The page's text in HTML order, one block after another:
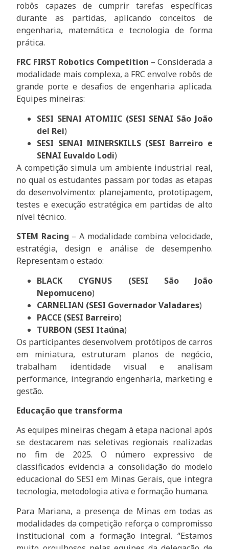
robôs capazes de cumprir tarefas específicas
durante as partidas, aplicando conceitos de
engenharia, matemática e tecnologia de forma
prática.
FRC FIRST Robotics Competition – Considerada a
modalidade mais complexa, a FRC envolve robôs de
grande porte e desafios de engenharia aplicada.
Equipes mineiras:
SESI SENAI ATOMIIC (SESI SENAI São João
del Rei)
SESI SENAI MINERSKILLS (SESI Barreiro e
SENAI Euvaldo Lodi)
A competição simula um ambiente industrial real,
no qual os estudantes passam por todas as etapas
do desenvolvimento: planejamento, prototipagem,
testes e execução estratégica em partidas de alto
nível técnico.
STEM Racing – A modalidade combina velocidade,
estratégia, design e análise de desempenho.
Representam o estado:
BLACK CYGNUS (SESI São João
Nepomuceno)
CARNELIAN (SESI Governador Valadares)
PACCE (SESI Barreiro)
TURBON (SESI Itaúna)
Os participantes desenvolvem protótipos de carros
em miniatura, estruturam planos de negócio,
trabalham identidade visual e analisam
performance, integrando engenharia, marketing e
gestão.
Educação que transforma
As equipes mineiras chegam à etapa nacional após
se destacarem nas seletivas regionais realizadas
no fim de 2025. O número expressivo de
classificados evidencia a consolidação do modelo
educacional do SESI em Minas Gerais, que integra
tecnologia, metodologia ativa e formação humana.
Para Mariana, a presença de Minas em todas as
modalidades da competição reforça o compromisso
institucional com a formação integral. “Estamos